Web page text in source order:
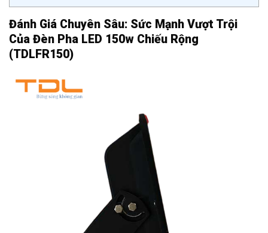
Đánh Giá Chuyên Sâu: Sức Mạnh Vượt Trội
Của Đèn Pha LED 150w Chiếu Rộng
(TDLFR150)